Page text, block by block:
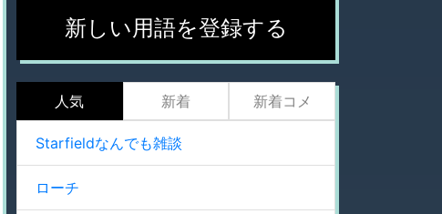
新しい用語を登録する
人気 新着 新着コメ
Starfieldなんでも雑談
ローチ